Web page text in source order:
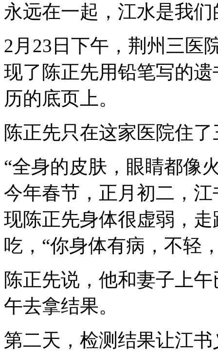
永远在一起，江水是我们
2月23日下午，荆州三医
现了陈正先用铅笔写的
历的底页上。
陈正先只在这家医院住
“全身的皮肤，眼睛都像
今年春节，正月初二，
现陈正先身体很虚弱，
吃，“你身体有病，不轻
陈正先说，他和妻子上
午去拿结果。
第二天，检测结果让江